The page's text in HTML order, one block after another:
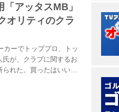
アッタスMB」
オリティのクラ
カーでトッププロ、トッ
が、クラブに関するお
れた。買ったはいいけ
企画は、クラブに生じ